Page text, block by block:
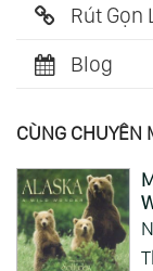
Rút Gọn
Blog
CÙNG CHUYÊN